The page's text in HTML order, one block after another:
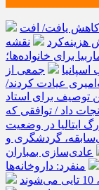
درآمد گردشگری ترکیه در سه‌ماهه دوم ۲۰۲۶ کاهش یافت/ افت
نقشه
برای خانواده‌ها؛
جمعی از
عیادت کردند/
توصیف برای استاد
داد / توافقی که
ایتالیا در وضعیت
گردشگری و
عادی‌سازی بمباران
منفرد: داروخانه‌ها